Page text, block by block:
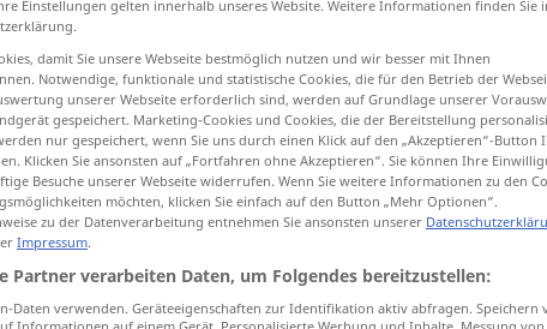
Feingefühl
Einstellungen gelten innerhalb unseres Website. Weitere Informationen finden Sie
damit Sie unsere Webseite bestmöglich nutzen und wir besser mit Ihnen
Notwendige, funktionale und statistische Cookies, die für den Betrieb der
unserer Webseite erforderlich sind, werden auf Grundlage unserer
gespeichert. Marketing-Cookies und Cookies, die der Bereitstellung
nur gespeichert, wenn Sie uns durch einen Klick auf den „Akzeptieren“-Button
Klicken Sie ansonsten auf „Fortfahren ohne Akzeptieren“. Sie können Ihre
Besuche unserer Webseite widerrufen. Wenn Sie weitere Informationen zu den
möchten, klicken Sie einfach auf den Button „Mehr Optionen“.
zu der Datenverarbeitung entnehmen Sie ansonsten unserer
Impressum.
Partner verarbeiten Daten, um Folgendes bereitzustellen:
Daten verwenden. Geräteeigenschaften zur Identifikation aktiv abfragen. Speichern